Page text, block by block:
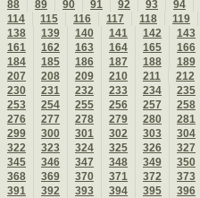
88
89 90 91 92 93 94
114
115 116 117 118 119
138
139 140 141 142 143
161
162 163 164 165 166
184
185 186 187 188 189
207
208 209 210 211 212
230
231 232 233 234 235
253
254 255 256 257 258
276
277 278 279 280 281
299
300 301 302 303 304
322
323 324 325 326 327
345
346 347 348 349 350
368
369 370 371 372 373
391
392 393 394 395 396